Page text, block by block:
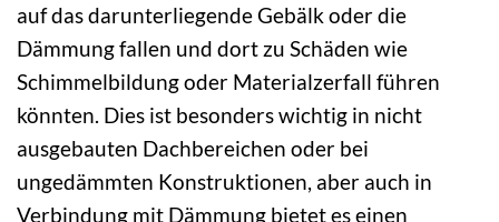
auf das darunterliegende Gebälk oder die
Dämmung fallen und dort zu Schäden wie
Schimmelbildung oder Materialzerfall führen
könnten. Dies ist besonders wichtig in nicht
ausgebauten Dachbereichen oder bei
ungedämmten Konstruktionen, aber auch in
Verbindung mit Dämmung bietet es einen